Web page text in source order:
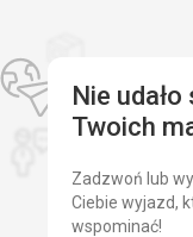
Nie
Twoich
Zadzwoń lub
Ciebie wyjazd,
wspominać!